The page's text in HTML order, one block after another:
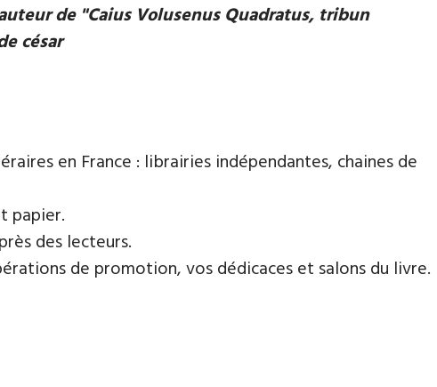
de "Caius Volusenus Quadratus, tribun
césar
en France : librairies indépendantes, chaines de
papier.
des lecteurs.
de promotion, vos dédicaces et salons du livre.